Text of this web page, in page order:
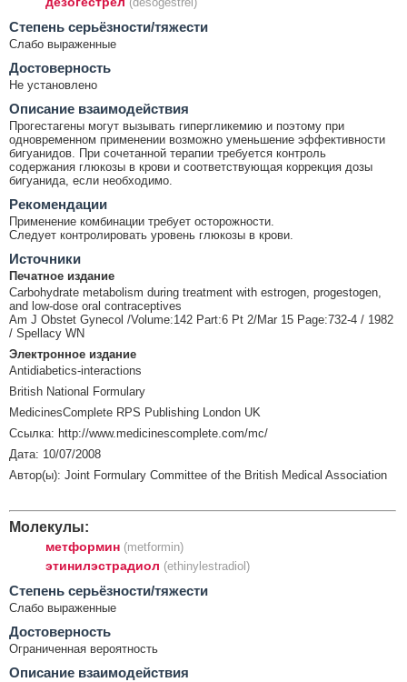
Cтепень серьёзности/тяжести
Слабо выраженные
Достоверность
Не установлено
Описание взаимодействия
Прогестагены могут вызывать гипергликемию и поэтому при
одновременном применении возможно уменьшение эффективности
бигуанидов. При сочетанной терапии требуется контроль
содержания глюкозы в крови и соответствующая коррекция дозы
бигуанида, если необходимо.
Рекомендации
Применение комбинации требует осторожности.
Следует контролировать уровень глюкозы в крови.
Источники
Печатное издание
Carbohydrate metabolism during treatment with estrogen, progestogen,
and low-dose oral contraceptives
Am J Obstet Gynecol /Volume:142 Part:6 Pt 2/Mar 15 Page:732-4 / 1982
/ Spellacy WN
Электронное издание
Antidiabetics-interactions
British National Formulary
MedicinesComplete RPS Publishing London UK
Ссылка: http://www.medicinescomplete.com/mc/
Дата: 10/07/2008
Автор(ы): Joint Formulary Committee of the British Medical Association
Молекулы:
метформин (metformin)
этинилэстрадиол (ethinylestradiol)
Cтепень серьёзности/тяжести
Слабо выраженные
Достоверность
Ограниченная вероятность
Описание взаимодействия